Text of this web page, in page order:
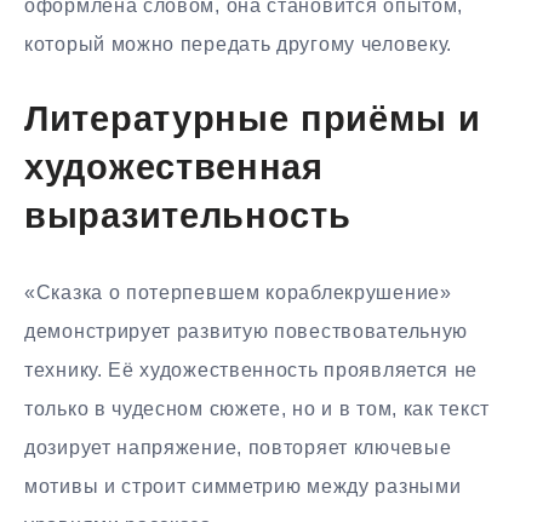
оформлена словом, она становится опытом,
который можно передать другому человеку.
Литературные приёмы и
художественная
выразительность
«Сказка о потерпевшем кораблекрушение»
демонстрирует развитую повествовательную
технику. Её художественность проявляется не
только в чудесном сюжете, но и в том, как текст
дозирует напряжение, повторяет ключевые
мотивы и строит симметрию между разными